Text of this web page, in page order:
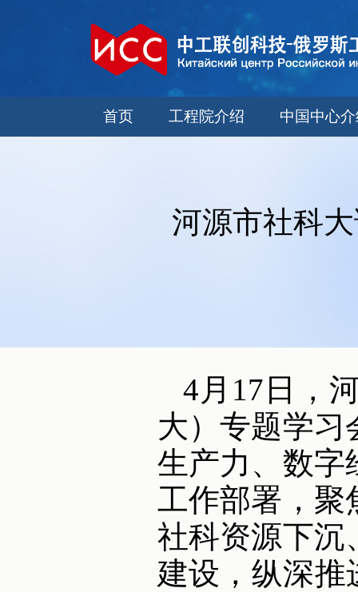
首页 工程院介绍 中国中心
河源市社科
4月17日，
大）专题学习
生产力、数字
工作部署，聚
社科资源下沉
建设，纵深推